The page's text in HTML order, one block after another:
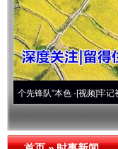
”本色·[视频]牢记初心使命